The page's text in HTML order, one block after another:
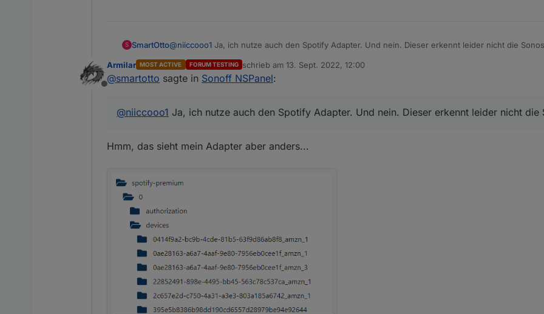
S SmartOtto@niiccooo1 Ja, ich nutze auch den Spotify Adapter. Und nein. Dieser erkennt leider nicht die
Offline
Armilar MOST ACTIVE FORUM TESTING schrieb am13. Sept. 2022, 12:00
zuletzt editiert von
@smartotto sagte in Sonoff NSPanel:
@niiccooo1 Ja, ich nutze auch den Spotify Adapter. Und nein. Dieser erkennt leider nicht die
Hmm, das sieht mein Adapter aber anders...